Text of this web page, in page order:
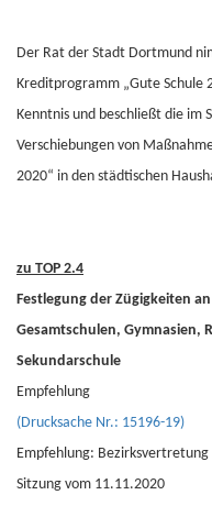
Der Rat der Stadt Dortmund
Kreditprogramm „Gute Schule
Kenntnis und beschließt die im
Verschiebungen von
2020“ in den städtischen
zu TOP 2.4
Festlegung der Zügigkeiten
Gesamtschulen, Gymnasien,
Sekundarschule
Empfehlung
(Drucksache Nr.: 15196-19)
Empfehlung:
Sitzung vom 11.11.2020